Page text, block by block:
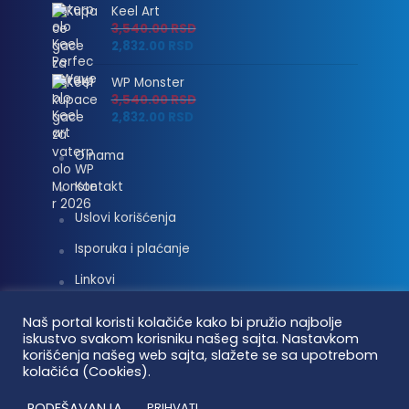
Keel Art
3,540.00RSD
2,832.00 RSD
WP Monster
3,540.00RSD
2,832.00 RSD
O nama
Kontakt
Uslovi korišćenja
Isporuka i plaćanje
Linkovi
Vaterpolo vesti © 2026. Sva prava zadržana.
Naš portal koristi kolačiće kako bi pružio najbolje
iskustvo svakom korisniku našeg sajta. Nastavkom
korišćenja našeg web sajta, slažete se sa upotrebom
kolačića (Cookies).